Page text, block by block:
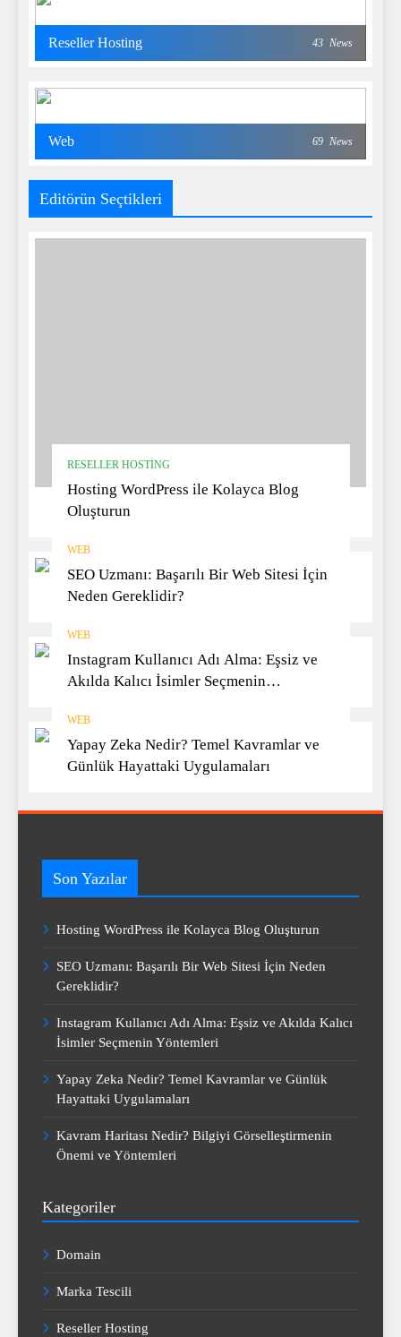
Reseller Hosting 43 News
Web 69 News
Editörün Seçtikleri
RESELLER HOSTING
Hosting WordPress ile Kolayca Blog
Oluşturun
WEB
SEO Uzmanı: Başarılı Bir Web Sitesi İçin
Neden Gereklidir?
WEB
Instagram Kullanıcı Adı Alma: Eşsiz ve
Akılda Kalıcı İsimler Seçmenin
WEB
Yapay Zeka Nedir? Temel Kavramlar ve
Günlük Hayattaki Uygulamaları
Son Yazılar
Hosting WordPress ile Kolayca Blog Oluşturun
SEO Uzmanı: Başarılı Bir Web Sitesi İçin Neden
Gereklidir?
Instagram Kullanıcı Adı Alma: Eşsiz ve Akılda Kalıcı
İsimler Seçmenin Yöntemleri
Yapay Zeka Nedir? Temel Kavramlar ve Günlük
Hayattaki Uygulamaları
Kavram Haritası Nedir? Bilgiyi Görselleştirmenin
Önemi ve Yöntemleri
Kategoriler
Domain
Marka Tescili
Reseller Hosting